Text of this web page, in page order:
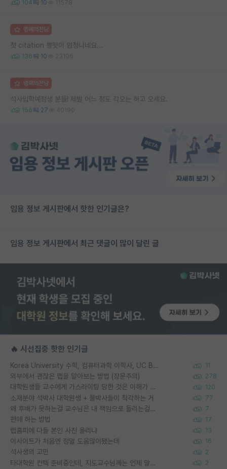
104 10 11578
명예의전당
첫 citation 뽕맛이 엄청나네요...
136 10 23106
명예의전당
석사입학예정생 분들! 제발 어느 정도 각오는 하고 오세요.
156 27 40190
임용 정보 게시판에서 핫한 인기글은?
임용 정보 게시판에서 최근 댓글이 많이 달린 글
🔥 시선집중 핫한 인기글
Korea University 수학, 컴퓨터과학 이학사, UC Berkeley 산업공학 대학원 공학박사가 되는 것은 쉽지 않겠죠? 11
외부에서 괜찮은 랩을 알아보는 방법 (장문주의) 278
대학원생들 교수에게 가스라이팅 당한 것은 이해가 갑니다. 안타깝네요. 120
소재분야 석박사 대학원생 + 물박사들이 착각하는 거 77
왜 후배가 못하는걸 교수님은 내 책임으로 돌리는걸까요? 7
편애 하는 방법 17
랩홈피에 다들 본인 사진 올리냐 13
이사이트가 처음엔 정말 도움많이됐는데 16
석사생의 고민 2
타대학원 컨텍 준비중인데, 지도교수님께는 언제 말씀드려야 할까요? 2